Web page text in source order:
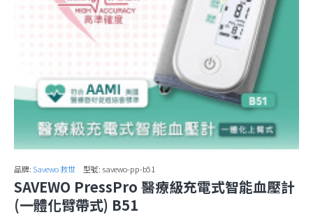
品牌: Savewo 救世 型號: savewo-pp-b51
SAVEWO PressPro 醫療級充電式智能血壓計
(一體化臂帶式) B51